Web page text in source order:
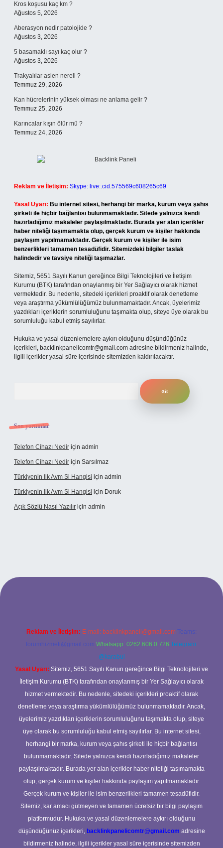
Kros koşusu kaç km ?
Ağustos 5, 2026
Aberasyon nedir patolojide ?
Ağustos 3, 2026
5 basamaklı sayı kaç olur ?
Ağustos 3, 2026
Trakyalılar aslen nereli ?
Temmuz 29, 2026
Kan hücrelerinin yüksek olması ne anlama gelir ?
Temmuz 25, 2026
Karıncalar kışın ölür mü ?
Temmuz 24, 2026
Reklam ve İletişim: Skype: live:.cid.575569c608265c69
Yasal Uyarı: Bu internet sitesi, herhangi bir marka, kurum veya şahıs
şirketi ile hiçbir bağlantısı bulunmamaktadır. Sitede yalnızca kendi
hazırladığımız makaleler paylaşılmaktadır. Burada yer alan içerikler
haber niteliği taşımamakta olup, gerçek kurum ve kişiler hakkında
paylaşım yapılmamaktadır. Gerçek kurum ve kişiler ile isim
benzerlikleri tamamen tesadüfidir. Sitemizdeki bilgiler taslak
halindedir ve tavsiye niteliği taşımazlar.
Sitemiz, 5651 Sayılı Kanun gereğince Bilgi Teknolojileri ve İletişim
Kurumu (BTK) tarafından onaylanmış bir Yer Sağlayıcı olarak hizmet
vermektedir. Bu nedenle, sitedeki içerikleri proaktif olarak denetleme
veya araştırma yükümlülüğümüz bulunmamaktadır. Ancak, üyelerimiz
yazdıkları içeriklerin sorumluluğunu taşımakta olup, siteye üye olarak bu
sorumluluğu kabul etmiş sayılırlar.
Hukuka ve yasal düzenlemelere aykırı olduğunu düşündüğünüz
içerikleri, backlinkpanelicomtr@gmail.com adresine bildirmeniz halinde,
ilgili içerikler yasal süre içerisinde sitemizden kaldırılacaktır.
Son yorumlar
Telefon Cihazı Nedir için admin
Telefon Cihazı Nedir için Sarsılmaz
Türkiyenin Ilk Avm Si Hangisi için admin
Türkiyenin Ilk Avm Si Hangisi için Doruk
Açık Sözlü Nasıl Yazılır için admin
Reklam ve İletişim: E-mail: backlinkpaneli@gmail.com Teams:
forumhizmeti@gmail.com Whatsapp: 0262 606 0 726 Telegram:
@karabul
Yasal Uyarı: Sitemiz, 5651 Sayılı Kanun gereğince Bilgi Teknolojileri ve
İletişim Kurumu (BTK) tarafından onaylanmış bir Yer Sağlayıcı olarak
hizmet vermektedir. Bu nedenle, sitedeki içerikleri proaktif olarak
denetleme veya araştırma yükümlülüğümüz bulunmamaktadır. Ancak,
üyelerimiz yazdıkları içeriklerin sorumluluğunu taşımakta olup, siteye
üye olarak bu sorumluluğu kabul etmiş sayılırlar. Bu internet sitesi,
herhangi bir marka, kurum veya şahıs şirketi ile hiçbir bağlantısı
bulunmamaktadır. Sitede yalnızca kendi hazırladığımız makaleler
paylaşılmaktadır. Burada yer alan içerikler haber niteliği taşımamakta
olup, gerçek kurum ve kişiler hakkında paylaşım yapılmamaktadır.
Gerçek kurum ve kişiler ile isim benzerlikleri tamamen tesadüfidir.
Sitemiz, kar amacı gütmeyen ve tamamen ücretsiz bir bilgi paylaşım
platformudur. Hukuka ve yasal düzenlemelere aykırı olduğunu
düşündüğünüz içerikleri, backlinkpanelicomtr@gmail.com adresine
bildirmeniz halinde, ilgili içerikler yasal süre içerisinde sitemizden